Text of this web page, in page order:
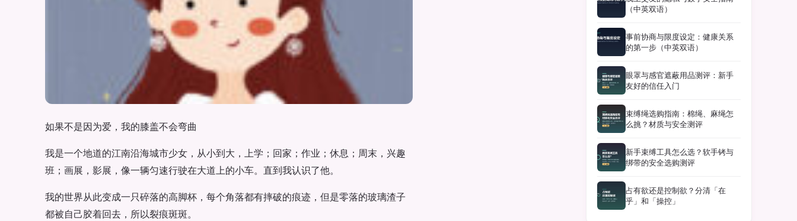
如果不是因为爱，我的膝盖不会弯曲
我是一个地道的江南沿海城市少女，从小到大，上学；回家；作业；休息；周末，兴趣
班；画展，影展，像一辆匀速行驶在大道上的小车。直到我认识了他。
我的世界从此变成一只碎落的高脚杯，每个角落都有摔破的痕迹，但是零落的玻璃渣子
都被自己胶着回去，所以裂痕斑斑。
（中英双语）
事前协商与限度设定：健康关系
的第一步（中英双语）
眼罩与感官遮蔽用品测评：新手
友好的信任入门
束缚绳选购指南：棉绳、麻绳怎
么挑？材质与安全测评
新手束缚工具怎么选？软手铐与
绑带的安全选购测评
占有欲还是控制欲？分清「在
乎」和「操控」